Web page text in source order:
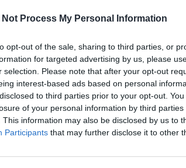
Not Process My Personal Information
opt-out of the sale, sharing to third parties, or
for targeted advertising by us, please
selection. Please note that after your opt-out
interest-based ads based on personal
to third parties prior to your opt-out.
of your personal information by third parties
This information may also be disclosed by us to
Participants that may further disclose it to other